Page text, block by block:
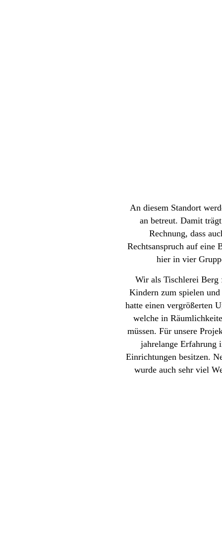
An diesem Standort
an betreut. Damit
Rechnung, dass
Rechtsanspruch auf eine
hier in vier
Wir als Tischlerei
Kindern zum spielen
hatte einen vergrößerten
welche in
müssen. Für unsere
jahrelange Erfahrung
Einrichtungen besitzen.
wurde auch sehr viel